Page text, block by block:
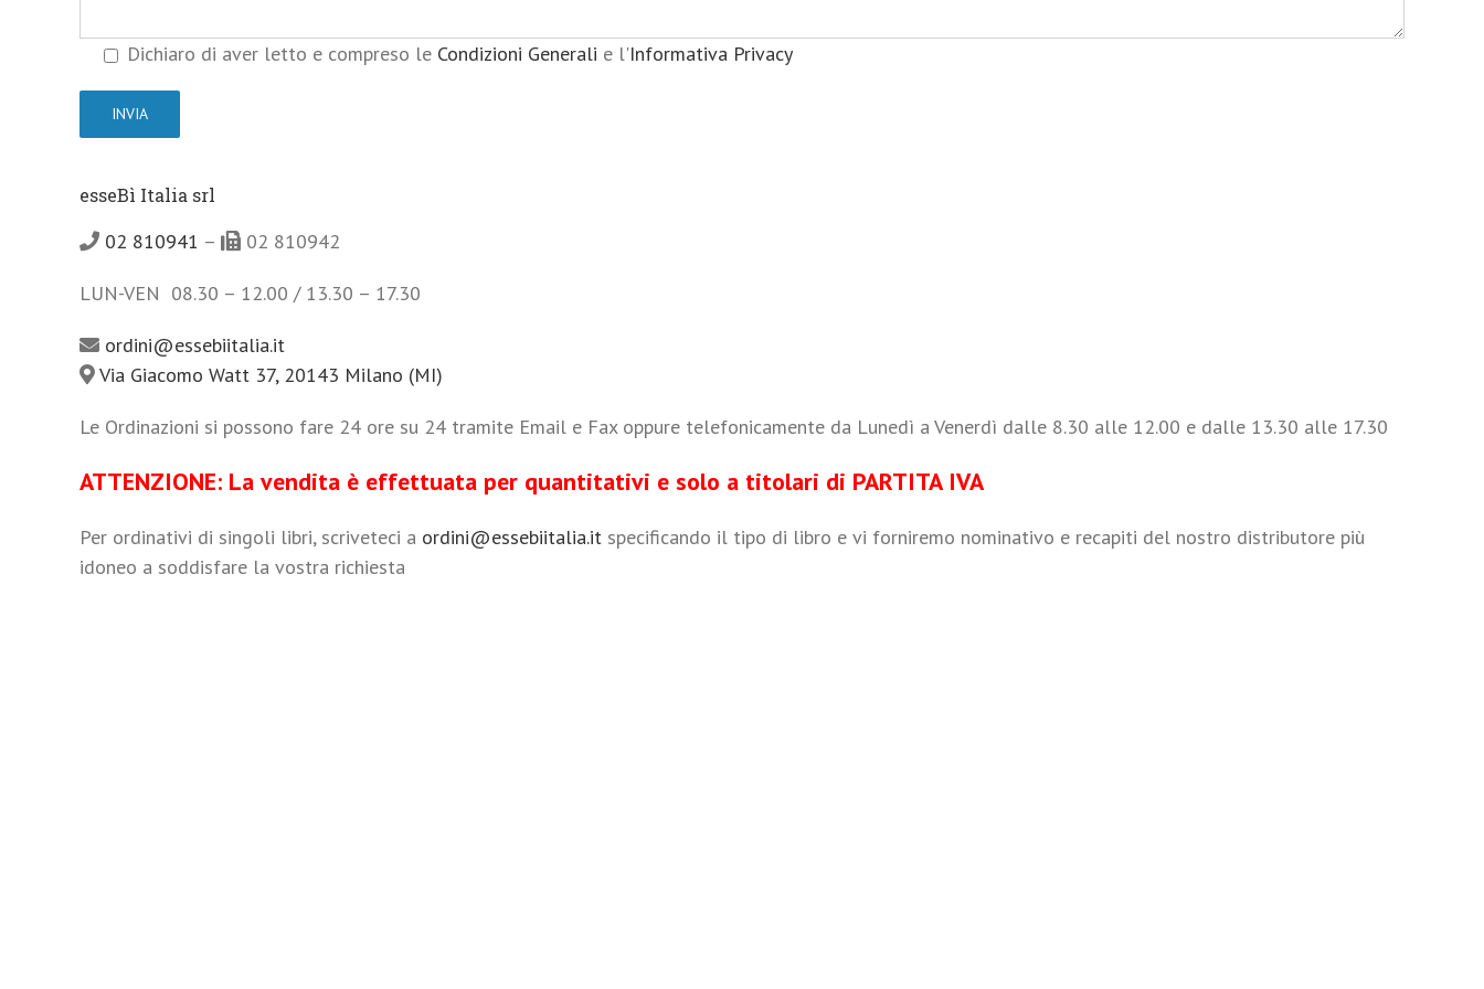
Dichiaro di aver letto e compreso le Condizioni Generali e l'Informativa Privacy
esseBì Italia srl
02 810941 – 02 810942
LUN-VEN 08.30 – 12.00 / 13.30 – 17.30
ordini@essebiitalia.it
Via Giacomo Watt 37, 20143 Milano (MI)
Le Ordinazioni si possono fare 24 ore su 24 tramite Email e Fax oppure telefonicamente da Lunedì a Venerdì dalle 8.30 alle 12.00 e dalle 13.30 alle 17.30
ATTENZIONE: La vendita è effettuata per quantitativi e solo a titolari di PARTITA IVA
Per ordinativi di singoli libri, scriveteci a ordini@essebiitalia.it specificando il tipo di libro e vi forniremo nominativo e recapiti del nostro distributore più
idoneo a soddisfare la vostra richiesta